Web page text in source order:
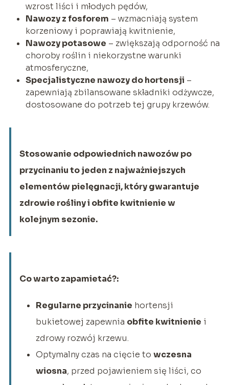
wzrost liści i młodych pędów,
Nawozy z fosforem – wzmacniają system
korzeniowy i poprawiają kwitnienie,
Nawozy potasowe – zwiększają odporność na
choroby roślin i niekorzystne warunki
atmosferyczne,
Specjalistyczne nawozy do hortensji –
zapewniają zbilansowane składniki odżywcze,
dostosowane do potrzeb tej grupy krzewów.
Stosowanie odpowiednich nawozów po
przycinaniu to jeden z najważniejszych
elementów pielęgnacji, który gwarantuje
zdrowie rośliny i obfite kwitnienie w
kolejnym sezonie.
Co warto zapamietać?:
Regularne przycinanie hortensji
bukietowej zapewnia obfite kwitnienie i
zdrowy rozwój krzewu.
Optymalny czas na cięcie to wczesna
wiosna, przed pojawieniem się liści, co